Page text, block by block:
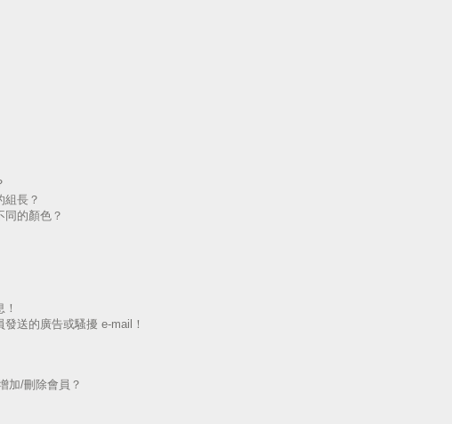
組長？
同的顏色？
送的廣告或騷擾 e-mail！
加/刪除會員？